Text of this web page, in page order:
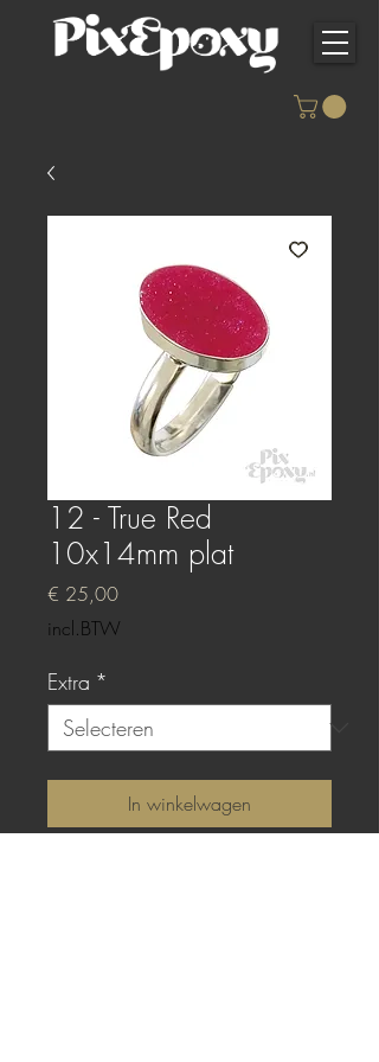
12 - True Red
10x14mm plat
€ 25,00Prijs
incl.BTW
Extra *
In winkelwagen